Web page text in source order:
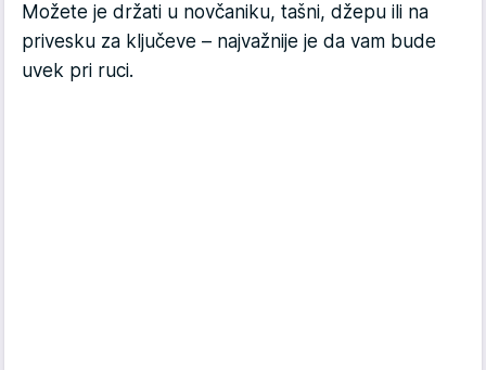
Možete je držati u novčaniku, tašni, džepu ili na
privesku za ključeve – najvažnije je da vam bude
uvek pri ruci.